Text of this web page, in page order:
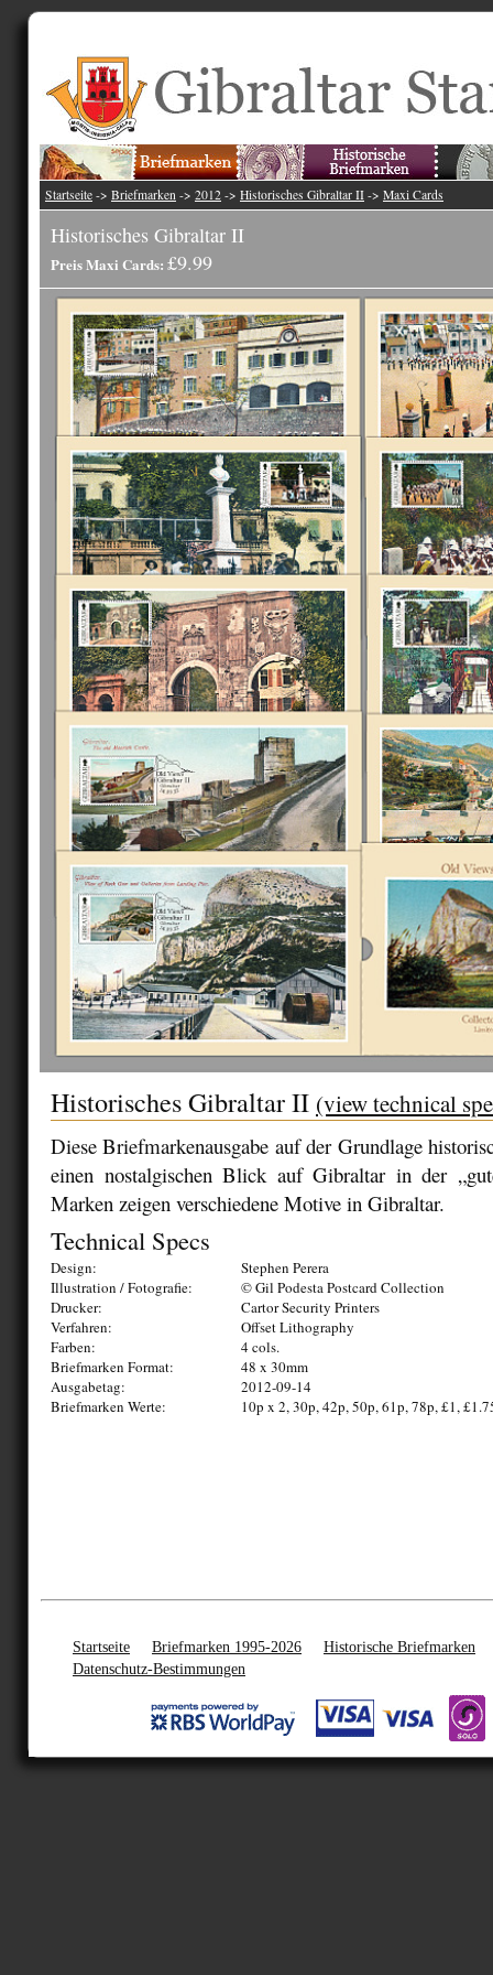
Startseite -> Briefmarken -> 2012 -> Historisches Gibraltar II -> Maxi Cards
Historisches Gibraltar II
Preis Maxi Cards: £9.99
Historisches Gibraltar II (view technical
Diese Briefmarkenausgabe auf der Grundlage
einen nostalgischen Blick auf Gibraltar in der
Marken zeigen verschiedene Motive in Gibraltar.
Technical Specs
Design:
Stephen Perera
Illustration / Fotografie:
© Gil Podesta Postcard Collection
Drucker:
Cartor Security Printers
Verfahren:
Offset Lithography
Farben:
4 cols.
Briefmarken Format:
48 x 30mm
Ausgabetag:
2012-09-14
Briefmarken Werte:
10p x 2, 30p, 42p, 50p, 61p, 78p, £1,
Startseite Briefmarken 1995-2026
Historische Briefmarken
Datenschutz-Bestimmungen